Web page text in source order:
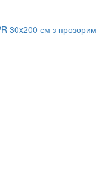
30x200 см з прозорим